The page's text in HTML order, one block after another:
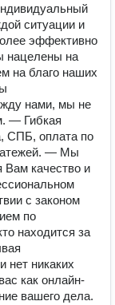
ситуации и
эффективно
нацелены на
на благо наших
нами, мы не
— Гибкая
СПБ, оплата по
— Мы
Вам качество и
с законом
по
находится за
нет никаких
как онлайн-
вашего дела.